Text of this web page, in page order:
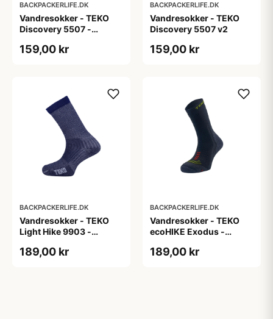
BACKPACKERLIFE.DK
Vandresokker - TEKO
Discovery 5507 -
159,00 kr
BACKPACKERLIFE.DK
Vandresokker - TEKO
Discovery 5507 v2
159,00 kr
BACKPACKERLIFE.DK
Vandresokker - TEKO
Light Hike 9903 -
189,00 kr
BACKPACKERLIFE.DK
Vandresokker - TEKO
ecoHIKE Exodus -
189,00 kr